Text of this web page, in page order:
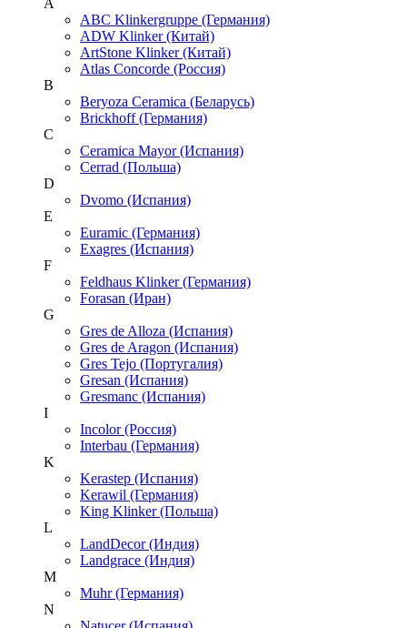
A
ABC Klinkergruppe (Германия)
ADW Klinker (Китай)
ArtStone Klinker (Китай)
Atlas Concorde (Россия)
B
Beryoza Ceramica (Беларусь)
Brickhoff (Германия)
C
Ceramica Mayor (Испания)
Cerrad (Польша)
D
Dvomo (Испания)
E
Euramic (Германия)
Exagres (Испания)
F
Feldhaus Klinker (Германия)
Forasan (Иран)
G
Gres de Alloza (Испания)
Gres de Aragon (Испания)
Gres Tejo (Португалия)
Gresan (Испания)
Gresmanc (Испания)
I
Incolor (Россия)
Interbau (Германия)
K
Kerastep (Испания)
Kerawil (Германия)
King Klinker (Польша)
L
LandDecor (Индия)
Landgrace (Индия)
M
Muhr (Германия)
N